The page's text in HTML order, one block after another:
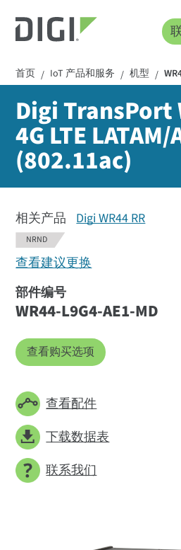
首页 / IoT 产品和服务 / 机型 /
Digi TransPort
4G LTE
(802.11ac)
相关产品 Digi WR44 RR
NRND
查看建议更换
部件编号
WR44-L9G4-AE1-MD
查看购买选项
查看配件
下载数据表
联系我们